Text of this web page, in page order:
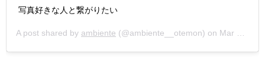
写真好きな人と繋がりたい
A post shared by ambiente (@ambiente__otemon) on Mar 28, 2018 at 9:59pm PDT